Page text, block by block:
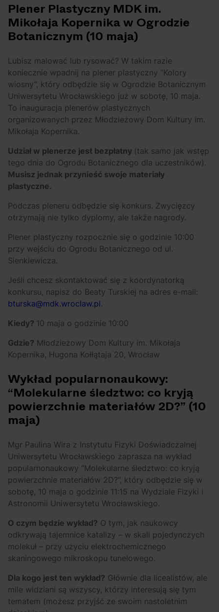
Plener Plastyczny MDK im.
Mikołaja Kopernika w Ogrodzie
Botanicznym (10 maja)
Lubisz malować lub rysować? W takim razie
koniecznie wpadnij na plener plastyczny “Kolory
wiosny”, który odbędzie się w Ogrodzie Botanicznym
Uniwersytetu Wrocławskiego już w sobotę, 10 maja.
To inauguracja plenerów plastycznych
organizowanych przez Młodzieżowy Dom Kultury im.
Mikołaja Kopernika.
Udział w plenerze jest bezpłatny (tak samo jak wstęp
tego dnia do Ogrodu Botanicznego dla uczestników).
Musisz jednak przynieść swoje materiały
plastyczne.
Podczas pleneru odbędzie się konkurs. Zwycięzcy
otrzymają nie tylko dyplomy, ale także nagrody.
Plener plastyczny rozpocznie się o godzinie 10:00
przy wejściu do Ogrodu Botanicznego od ul.
Sienkiewicza.
Jeśli chcesz skontaktować się z koordynatorką
konkursu, napisz do Beaty Turskiej na adres e-mail:
bturska@mdk.wroclaw.pl.
Kiedy? 10 maja o godzinie 10:00
Gdzie? Młodzieżowy Dom Kultury im. Mikołaja
Kopernika, Hugona Kołłątaja 20, Wrocław
Wykład popularnonaukowy:
“Molekularne śledztwo: co kryją
powierzchnie materiałów 2D?” (10
maja)
Mgr Paulina Wira z Instytutu Fizyki Doświadczalnej
Uniwersytetu Wrocławskiego zaprasza na wykład
popularnonaukowy “Molekularne śledztwo: co kryją
powierzchnie materiałów 2D?”, który odbędzie się w
sobotę, 10 maja o godzinie 11:15 na Wydziale Fizyki i
Astronomii Uniwersytetu Wrocławskiego.
O czym będzie wykład? O tym, jak naukowcy
odkrywają tajemnice katalizy – w skali pojedynczych
molekuł – przy użyciu elektrochemicznego
skaningowego mikroskopu tunelowego.
Dla kogo jest ten wykład? Głównie dla licealistów, ale
mile widziani są wszyscy, którzy interesują się tym
tematem (możesz przyjść ze swoim nastoletnim